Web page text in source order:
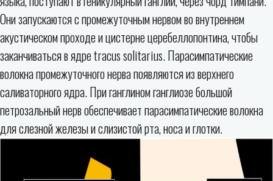
Они запускаются с промежуточным нервом во внутреннем
акустическом проходе и цистерне церебеллопонтина, чтобы
заканчиваться в ядре tracus solitarius. Парасимпатические
волокна промежуточного нерва появляются из верхнего
саливаторного ядра. При ганглином ганглиозе большой
петрозальный нерв обеспечивает парасимпатические волокна
для слезной железы и слизистой рта, носа и глотки.